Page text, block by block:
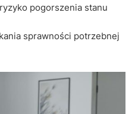
pogorszenia stanu
sprawności potrzebnej